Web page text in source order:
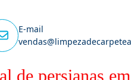
E-mail
de persianas em